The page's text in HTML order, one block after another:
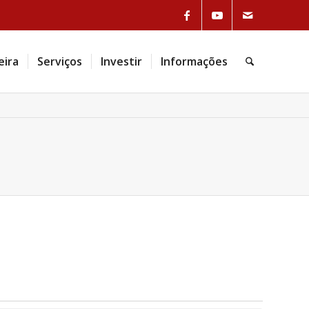
Serviços Investir Informações